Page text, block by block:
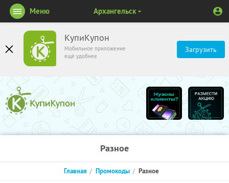
КупиКупон
Мобильное приложение
ещё удобнее
Загрузить
Меню Архангельск
Разное
Главная Промокоды Разное